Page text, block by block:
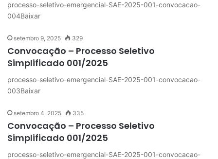
processo-seletivo-emergencial-SAE-2025-001-convocacao-
004Baixar
setembro 9, 2025 329
Convocação – Processo Seletivo
Simplificado 001/2025
processo-seletivo-emergencial-SAE-2025-001-convocacao-
003Baixar
setembro 4, 2025 335
Convocação – Processo Seletivo
Simplificado 001/2025
processo-seletivo-emergencial-SAE-2025-001-convocacao-